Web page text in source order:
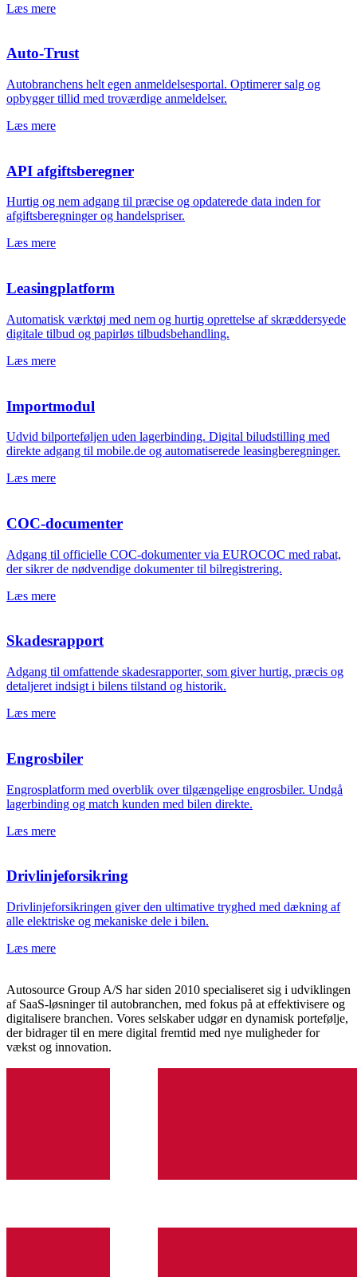
Læs mere
Auto-Trust
Autobranchens helt egen anmeldelsesportal. Optimerer salg og
opbygger tillid med troværdige anmeldelser.
Læs mere
API afgiftsberegner
Hurtig og nem adgang til præcise og opdaterede data inden for
afgiftsberegninger og handelspriser.
Læs mere
Leasingplatform
Automatisk værktøj med nem og hurtig oprettelse af skræddersyede
digitale tilbud og papirløs tilbudsbehandling.
Læs mere
Importmodul
Udvid bilporteføljen uden lagerbinding. Digital biludstilling med
direkte adgang til mobile.de og automatiserede leasingberegninger.
Læs mere
COC-documenter
Adgang til officielle COC-dokumenter via EUROCOC med rabat,
der sikrer de nødvendige dokumenter til bilregistrering.
Læs mere
Skadesrapport
Adgang til omfattende skadesrapporter, som giver hurtig, præcis og
detaljeret indsigt i bilens tilstand og historik.
Læs mere
Engrosbiler
Engrosplatform med overblik over tilgængelige engrosbiler. Undgå
lagerbinding og match kunden med bilen direkte.
Læs mere
Drivlinjeforsikring
Drivlinjeforsikringen giver den ultimative tryghed med dækning af
alle elektriske og mekaniske dele i bilen.
Læs mere
Autosource Group A/S har siden 2010 specialiseret sig i udviklingen
af SaaS-løsninger til autobranchen, med fokus på at effektivisere og
digitalisere branchen. Vores selskaber udgør en dynamisk portefølje,
der bidrager til en mere digital fremtid med nye muligheder for
vækst og innovation.